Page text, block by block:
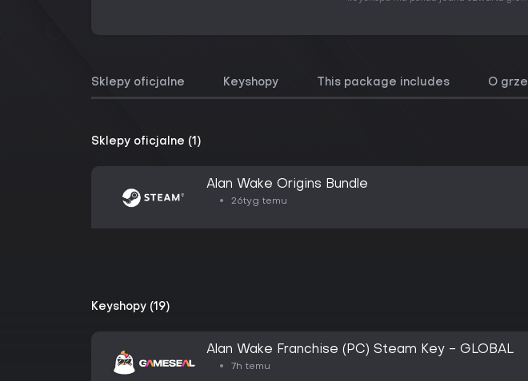
Sklepy oficjalne Keyshopy This package includes O grze
Sklepy oficjalne (1)
Alan Wake Origins Bundle
26tyg temu
Keyshopy (19)
Alan Wake Franchise (PC) Steam Key - GLOBAL
7h temu